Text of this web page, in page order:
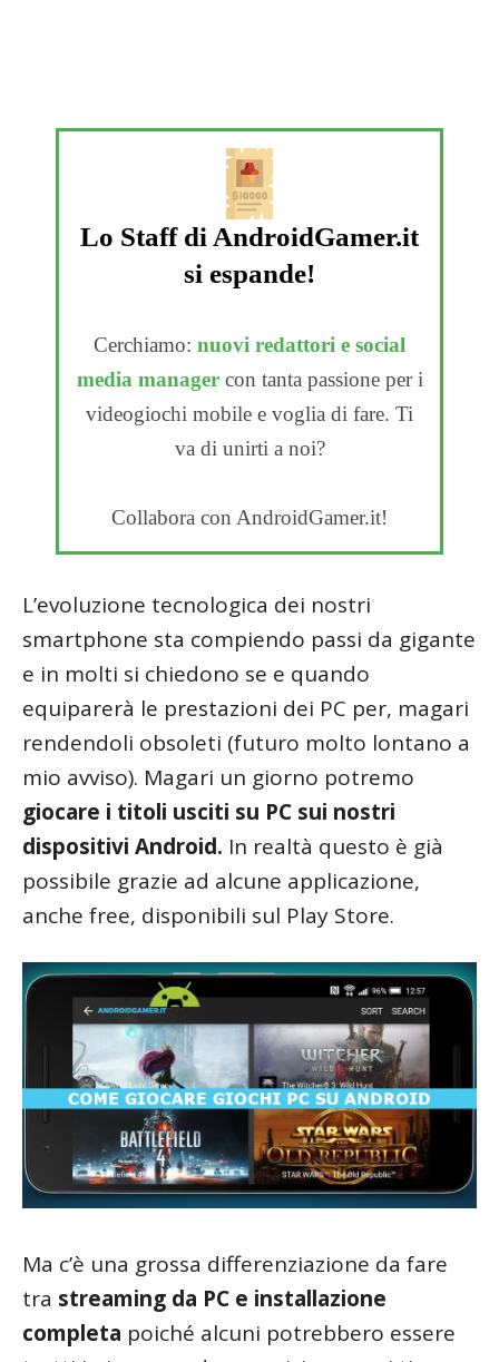
Lo Staff di AndroidGamer.it
si espande!
Cerchiamo: nuovi redattori e social
media managercon tanta passione per i
videogiochi mobile e voglia di fare. Ti
va di unirti a noi?
Collabora con AndroidGamer.it!
L’evoluzione tecnologica dei nostri
smartphone sta compiendo passi da gigante
e in molti si chiedono se e quando
equiparerà le prestazioni dei PC per, magari
rendendoli obsoleti (futuro molto lontano a
mio avviso). Magari un giorno potremo
giocare i titoli usciti su PC sui nostri
dispositivi Android. In realtà questo è già
possibile grazie ad alcune applicazione,
anche free, disponibili sul Play Store.
Ma c’è una grossa differenziazione da fare
tra streaming da PC e installazione
completa poiché alcuni potrebbero essere